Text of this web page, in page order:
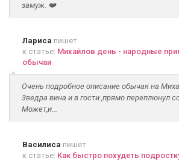
замуж. ❤️
Лариса пишет
к статье: Михайлов день - народные
обычаи
Очень подробное описание обычая на
3ведра вина и в гости ,прямо переплюнул
Может,и...
Василиса пишет
к статье: Как быстро похудеть